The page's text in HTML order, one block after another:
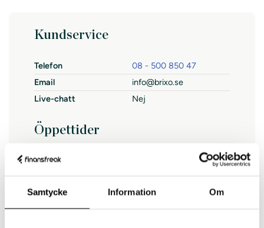
Samtycke Information Om
Kundservice
Telefon
08 - 500 850 47
Email
info@brixo.se
Live-chatt
Nej
Öppettider
Måndag
Onsdag
09:00-17:00
Torsdag